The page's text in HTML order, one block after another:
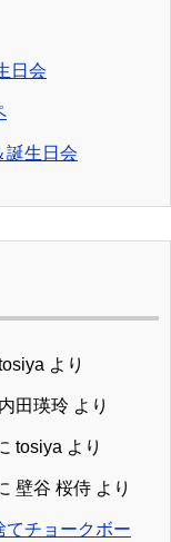
日会
誕生日会
より
内田瑛玲 より
tosiya より
壁谷 桜侍 より
てチョークボー